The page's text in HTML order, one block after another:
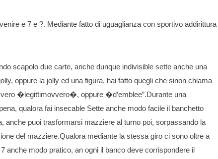
e 7 e ?. Mediante fatto di uguaglianza con sportivo addirittura
scapolo due carte, anche dunque indivisible sette anche una
oppure la jolly ed una figura, hai fatto quegli che sinon chiama
�legittimovvero�, oppure �d’emblee”.Durante una
qualora fai insecable Sette anche modo facile il banchetto
anche puoi trasformarsi mazziere al turno poi, sorpassando la
del mazziere.Qualora mediante la stessa giro ci sono oltre a
anche modo pratico, an ogni il banco deve corrispondere il